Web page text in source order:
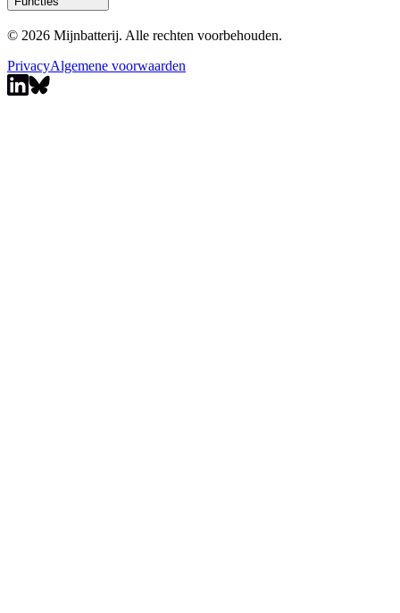
© 2026 Mijnbatterij. Alle rechten voorbehouden.
PrivacyAlgemene voorwaarden